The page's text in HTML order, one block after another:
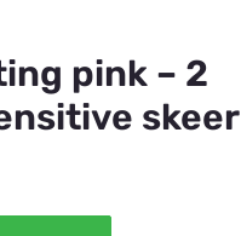
pink – 2
skeer